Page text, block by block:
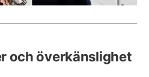
och överkänslighet